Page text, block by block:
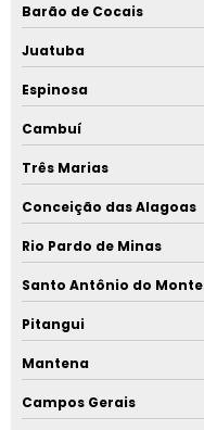
Barão de Cocais
Juatuba
Espinosa
Cambuí
Três Marias
Conceição das Alagoas
Rio Pardo de Minas
Santo Antônio do Monte
Pitangui
Mantena
Campos Gerais